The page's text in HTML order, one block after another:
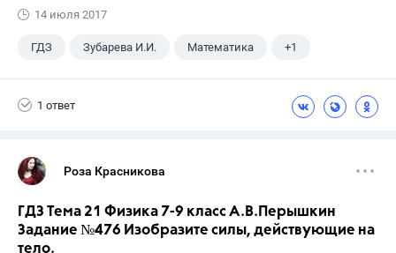
14 июля 2017
ГДЗ Зубарева И.И. Математика +1
1 ответ
Роза Красникова
ГДЗ Тема 21 Физика 7-9 класс А.В.Перышкин
Задание №476 Изобразите силы, действующие на
тело.